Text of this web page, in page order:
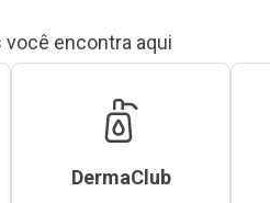
encontra aqui
DermaClub